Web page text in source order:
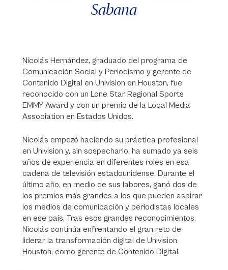
Sabana
Nicolás Hernández, graduado del programa de
Comunicación Social y Periodismo y gerente de
Contenido Digital en Univision en Houston, fue
reconocido con un Lone Star Regional Sports
EMMY Award y con un premio de la Local Media
Association en Estados Unidos.
Nicolás empezó haciendo su práctica profesional
en Univision y, sin sospecharlo, ha sumado ya seis
años de experiencia en diferentes roles en esa
cadena de televisión estadounidense. Durante el
último año, en medio de sus labores, ganó dos de
los premios más grandes a los que pueden aspirar
los medios de comunicación y periodistas locales
en ese país. Tras esos grandes reconocimientos,
Nicolás continúa enfrentando el gran reto de
liderar la transformación digital de Univision
Houston, como gerente de Contenido Digital.